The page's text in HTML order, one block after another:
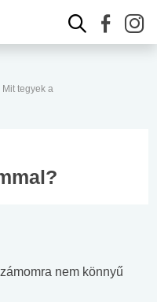
Mit tegyek a
nem könnyű